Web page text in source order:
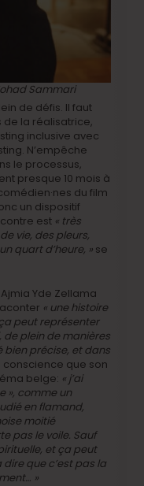
Sammari
de défis. Il faut
de la réalisatrice,
inclusive avec
N’empêche
le processus,
presque 10 mois à
du film
un dispositif
est « très
vie, des pleurs,
quart d’heure, » se
Yde Zellama
« une histoire
peut représenter
de plein de manières
précise, et dans
conscience que son
belge: « j’ai
», comme un
en flamand,
moitié
pas le voile. Sauf
et ça peut
que c’est pas la
»